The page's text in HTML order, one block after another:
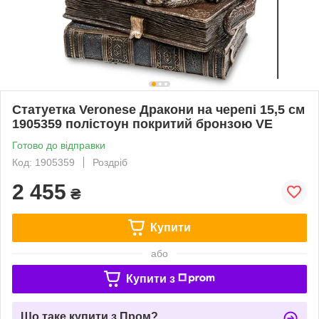
Статуетка Veronese Дракони на черепі 15,5 см
1905359 полістоун покритий бронзою VE
Готово до відправки
Код: 1905359
Роздріб
2 455 ₴
Купити
або
Купити з
Що таке купити з Пром?